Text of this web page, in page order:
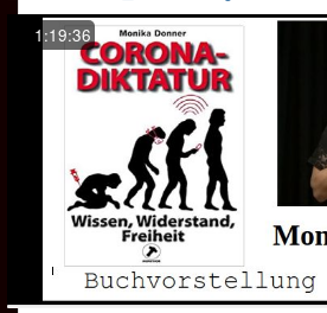
1:19:36